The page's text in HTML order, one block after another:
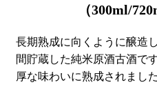
（300ml/
長期熟成に向くように醸造
間貯蔵した純米原酒古酒で
厚な味わいに熟成されまし